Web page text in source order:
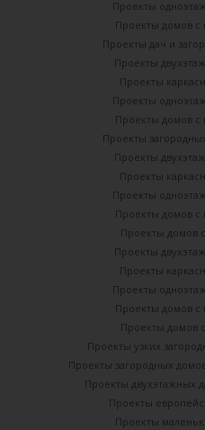
Проекты
Проекты домов с
Проекты дач и
Проекты
Проекты
Проекты
Проекты домов с
Проекты
Проекты
Проекты
Проекты
Проекты домов с
Проекты домов
Проекты
Проекты
Проекты
Проекты домов с
Проекты домов
Проекты узких
Проекты загородных
Проекты двухэтажных
Проекты
Проекты